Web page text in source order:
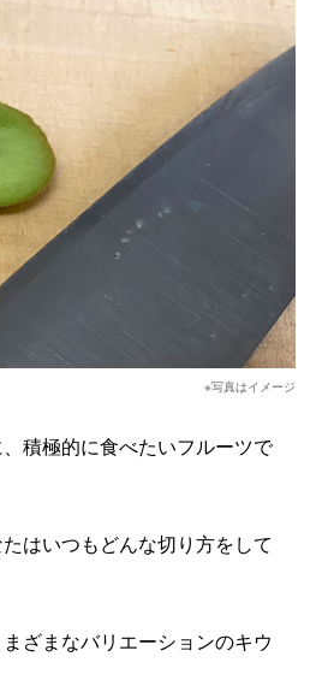
※写真はイメージ
積極的に食べたいフルーツで
はいつもどんな切り方をして
ざまなバリエーションのキウ